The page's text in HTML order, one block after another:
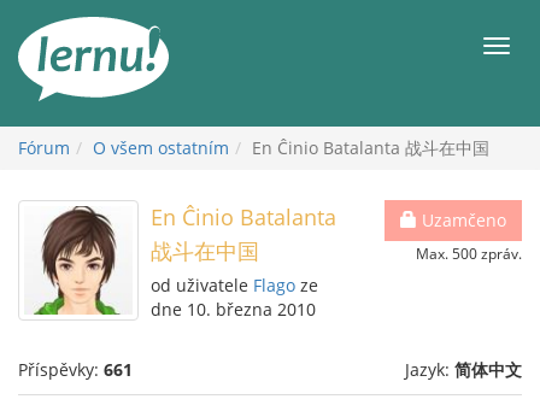
obsahu
Fórum O všem ostatním En Ĉinio Batalanta 战斗在中国
Uzamčeno
Max. 500 zpráv.
En Ĉinio Batalanta
战斗在中国
od uživatele Flago ze
dne 10. března 2010
Příspěvky: 661 Jazyk: 简体中文